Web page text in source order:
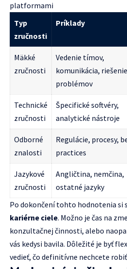
platformami
Typ
zručnosti
Príklady
Mäkké
zručnosti
Vedenie tímov,
komunikácia, riešenie
problémov
Technické
zručnosti
Špecifické softvéry,
analytické nástroje
Odborné
znalosti
Regulácie, procesy,
practices
Jazykové
zručnosti
Angličtina, nemčina,
ostatné jazyky
Po dokončení tohto hodnotenia si
kariérne ciele. Možno je čas na
konzultačnej činnosti, alebo
vás kedysi bavila. Dôležité je byť
vedieť, čo definitívne nechcete